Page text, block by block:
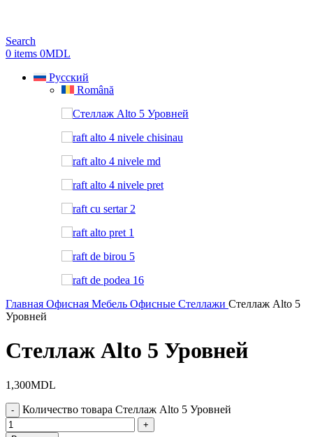
Search
0 items 0MDL
Русский
Română
Главная Офисная Мебель Офисные Стеллажи Стеллаж Alto 5
Уровней
Стеллаж Alto 5 Уровней
1,300MDL
Количество товара Стеллаж Alto 5 Уровней